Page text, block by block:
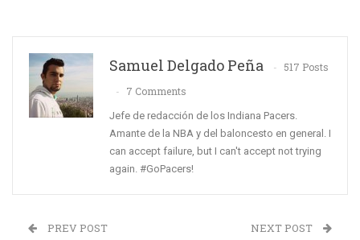
Samuel Delgado Peña
517 Posts
7 Comments
Jefe de redacción de los Indiana Pacers.
Amante de la NBA y del baloncesto en general. I
can accept failure, but I can't accept not trying
again. #GoPacers!
PREV POST NEXT POST